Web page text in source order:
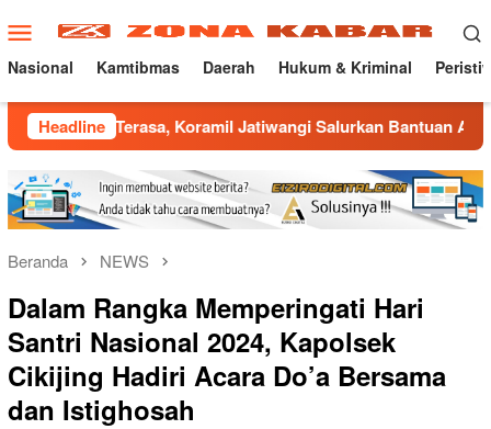
ke
konten
Menu
Mobile
Nasional Kamtibmas Daerah Hukum & Kriminal
Headline
Koramil Jatiwangi Salurkan Bantuan Air Bersih untuk
Beranda NEWS
Dalam Rangka Memperingati Hari
Santri Nasional 2024, Kapolsek
Cikijing Hadiri Acara Do’a Bersama
dan Istighosah